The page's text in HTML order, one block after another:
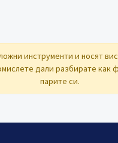
инструменти и носят
дали разбирате как
парите си.